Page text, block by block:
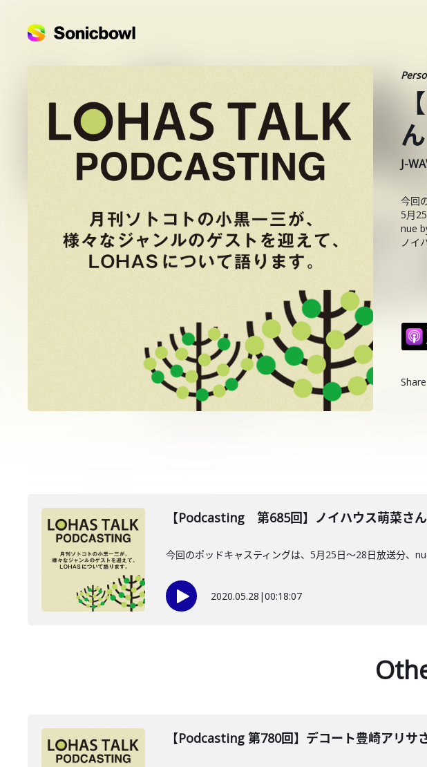
ん
J-
今回
5月
nue
ノイ
Share
【Podcasting 第685回】ノイハウス萌菜さん
今回のポッドキャスティングは、5月25日〜28日放送分、
2020.05.28 |00:18:07
【Podcasting 第780回】デコート豊崎アリサ